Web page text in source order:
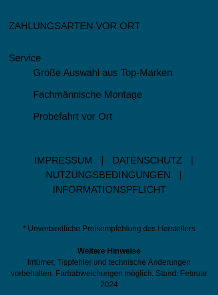
ZAHLUNGSARTEN VOR ORT
Service
Große Auswahl aus Top-Marken
Fachmännische Montage
Probefahrt vor Ort
IMPRESSUM DATENSCHUTZ
NUTZUNGSBEDINGUNGEN
INFORMATIONSPFLICHT
* Unverbindliche Preisempfehlung des Herstellers
Weitere Hinweise
Irrtümer, Tippfehler und technische Änderungen
vorbehalten. Farbabweichungen möglich. Stand: Februar
2024